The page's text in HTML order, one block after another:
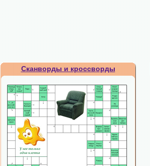
Сканворды и кроссворды